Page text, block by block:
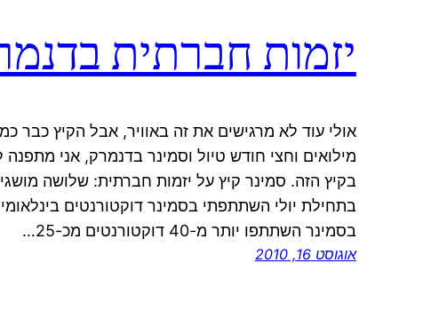
יזמות חברתית
אולי עוד לא מרגישים את זה באוויר, אבל הקיץ כבר
מילואים וחצי חודש טיול וסמינר בדנמרק, אני
בקיץ הזה. סמינר קיץ על יזמות חברתית: שלושה
בתחילת יולי השתתפתי בסמינר דוקטורנטים
בסמינר השתתפו יותר מ-40 דוקטורנטים מכ-25…
אוגוסט 16, 2010